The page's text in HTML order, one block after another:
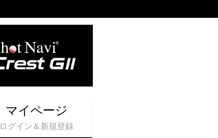
マイページ
ログイン＆新規登録